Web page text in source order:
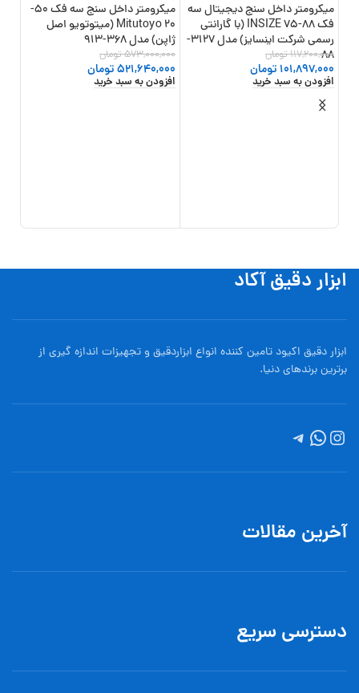
-13%
میکرومتر داخل سنج دیجیتال سه
فک 88-75 INSIZE (با گارانتی
رسمی شرکت اینسایز) مدل 3127-
88
117,200,000تومان
101,897,000 تومان
افزودن به سبد خرید
-9%
میکرومتر داخل سنج سه فک 50-
20 Mitutoyo (میتوتویو اصل
ژاپن) مدل 368-913
573,000,000تومان
521,640,000تومان
افزودن به سبد خرید
ابزار دقیق آکاد
ابزار دقیق اکیود تامین کننده انواع ابزاردقيق و تجهيزات اندازه گیری از
برترین برندهای دنیا.
آخرین مقالات
دسترسی سریع